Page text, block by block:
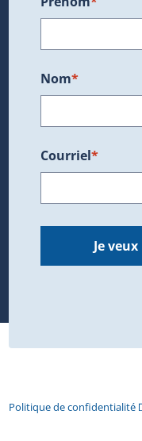
dans une nouvelle
dans une nouvelle
Nom*
Courriel*
Je
externe s'ouvrira
Politique de confidentialité